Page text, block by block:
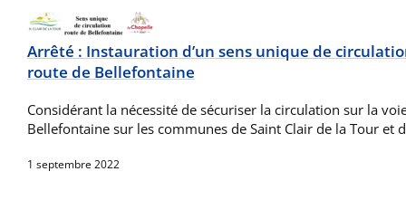
Arrêté : Instauration d’un sens unique de
route de Bellefontaine
Considérant la nécessité de sécuriser la circulation sur la
Bellefontaine sur les communes de Saint Clair de la Tour et
1 septembre 2022